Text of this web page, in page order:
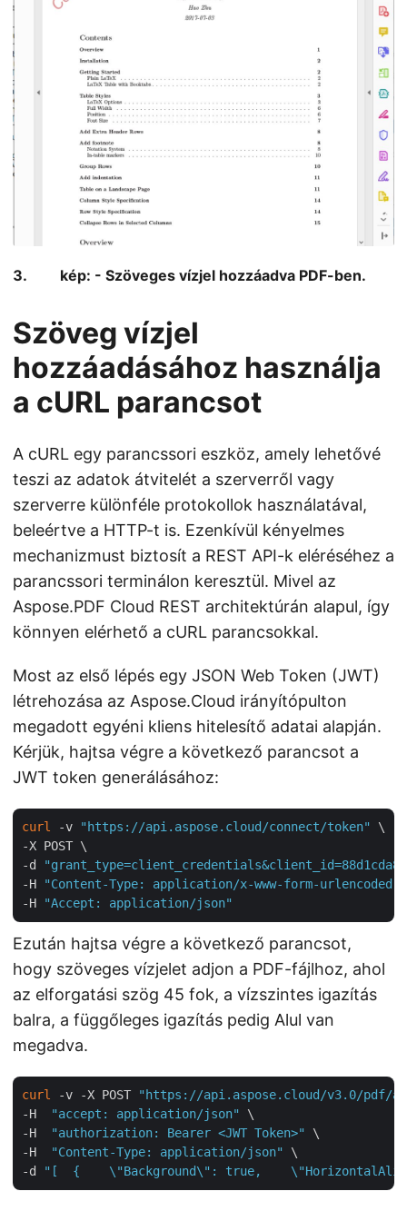
kép: - Szöveges vízjel hozzáadva PDF-ben.
Szöveg vízjel
hozzáadásához használja
a cURL parancsot
A cURL egy parancssori eszköz, amely lehetővé
teszi az adatok átvitelét a szerverről vagy
szerverre különféle protokollok használatával,
beleértve a HTTP-t is. Ezenkívül kényelmes
mechanizmust biztosít a REST API-k eléréséhez a
parancssori terminálon keresztül. Mivel az
Aspose.PDF Cloud REST architektúrán alapul, így
könnyen elérhető a cURL parancsokkal.
Most az első lépés egy JSON Web Token (JWT)
létrehozása az Aspose.Cloud irányítópulton
megadott egyéni kliens hitelesítő adatai alapján.
Kérjük, hajtsa végre a következő parancsot a
JWT token generálásához:
curl -v "https://api.aspose.cloud/connect/token"
\
-X POST \
-d
"grant_type=client_credentials&client_id=88d1cda8-
-H
"Content-Type: application/x-www-form-urlencoded"
-H
"Accept: application/json"
Ezután hajtsa végre a következő parancsot,
hogy szöveges vízjelet adjon a PDF-fájlhoz, ahol
az elforgatási szög 45 fok, a vízszintes igazítás
balra, a függőleges igazítás pedig Alul van
megadva.
curl -v -X POST
"https://api.aspose.cloud/v3.0/pdf/
-H
"accept: application/json"
\
-H
"authorization: Bearer <JWT Token>"
\
-H
"Content-Type: application/json"
\
-d
"[  {    \"Background\": true,